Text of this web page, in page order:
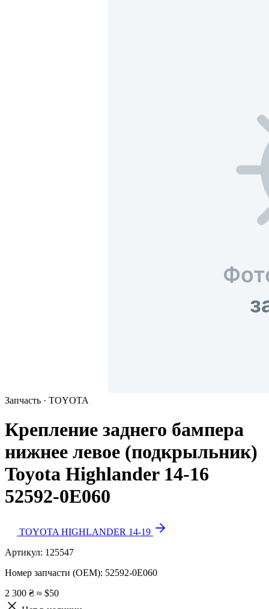
Запчасть · TOYOTA
Крепление заднего бампера
нижнее левое (подкрыльник)
Toyota Highlander 14-16
52592-0E060
TOYOTA HIGHLANDER 14-19
Артикул: 125547
Номер запчасти (OEM): 52592-0E060
2 300 ₴ ≈ $50